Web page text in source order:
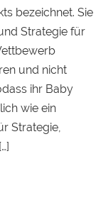
bezeichnet. Sie
Strategie für
und nicht
ihr Baby
wie ein
Strategie,